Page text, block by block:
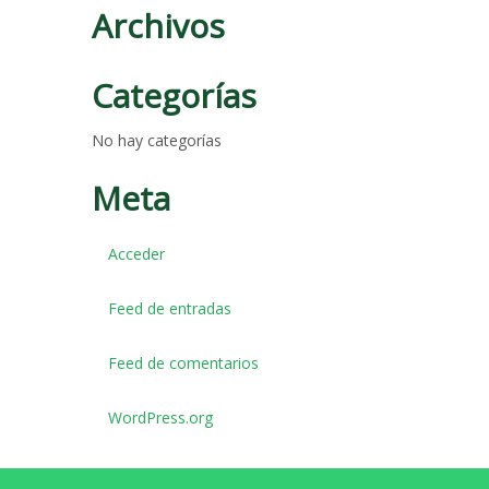
Archivos
Categorías
No hay categorías
Meta
Acceder
Feed de entradas
Feed de comentarios
WordPress.org